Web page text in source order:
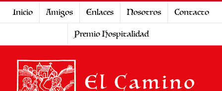
Inicio Amigos Enlaces Nosotros
Contacto
Premio Hospitalidad